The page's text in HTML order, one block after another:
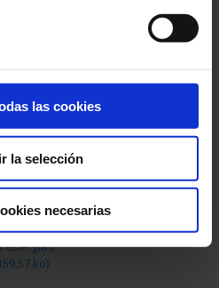
las cookies
la selección
necesarias
de un parque
ko)
y gestión de
energías
ko)